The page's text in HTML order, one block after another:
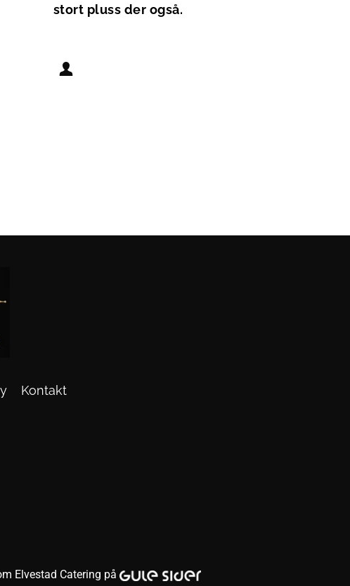
stort pluss der også.
Kontakt
Elvestad Catering på